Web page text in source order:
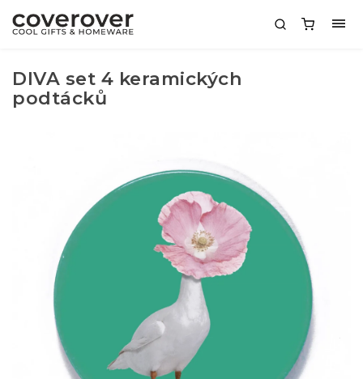
DIVA set 4 keramických
podtácků